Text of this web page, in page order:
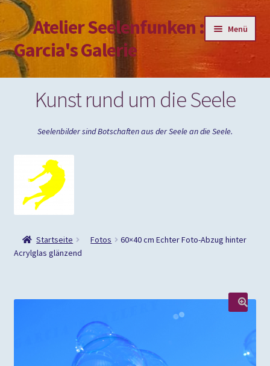
Zur
Navigation
springen
Zum
Inhalt
springen
Atelier Seelenfunken :
Garcia's Galerie
Menü
Mein Konto
Passwort vergessen
Kunst rund um die Seele
Seelenbilder sind Botschaften aus der Seele an die Seele.
Startseite Fotos
60×40 cm Echter Foto-Abzug hinter
Acrylglas glänzend